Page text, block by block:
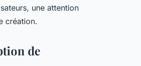
une attention
création.
de